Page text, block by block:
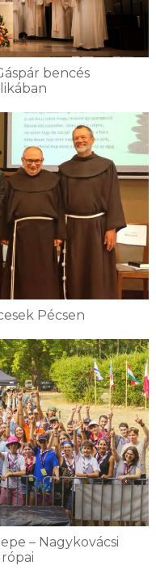
bencés
Pécsen
– Nagykovácsi